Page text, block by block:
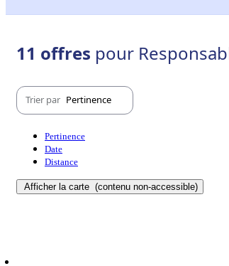
11 offres pour
Trier par Pertinence
Pertinence
Date
Distance
Afficher la carte (contenu non-accessible)